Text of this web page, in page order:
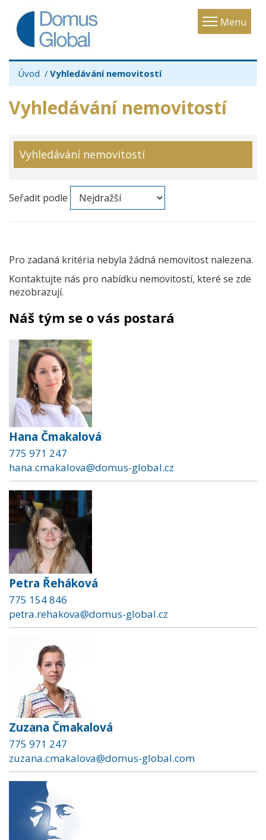
Menu
Toggle
Úvod Vyhledávání nemovitostí
Vyhledávání nemovitostí
Vyhledávání nemovitostí
Seřadit podle
Pro zadaná kritéria nebyla žádná nemovitost nalezena.
Kontaktujte nás pro nabídku nemovitostí, které se zde
nezobrazují.
Náš tým se o vás postará
Hana Čmakalová
775 971 247
hana.cmakalova@domus-global.cz
Petra Řeháková
775 154 846
petra.rehakova@domus-global.cz
Zuzana Čmakalová
775 971 247
zuzana.cmakalova@domus-global.com